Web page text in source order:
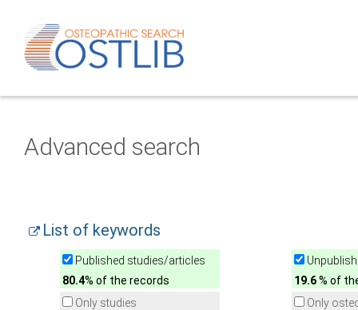
Advanced search
List of keywords
Published studies/articles
80.4% of the records
19.6% of
Only studies
Only